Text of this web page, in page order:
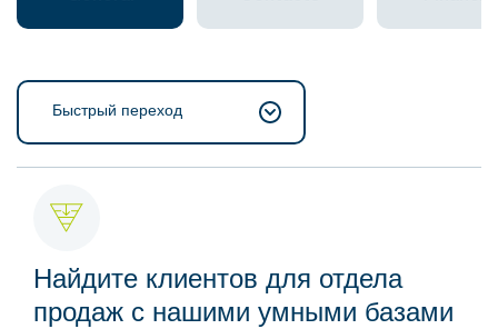
Быстрый переход
Найдите клиентов для отдела
продаж с нашими умными базами